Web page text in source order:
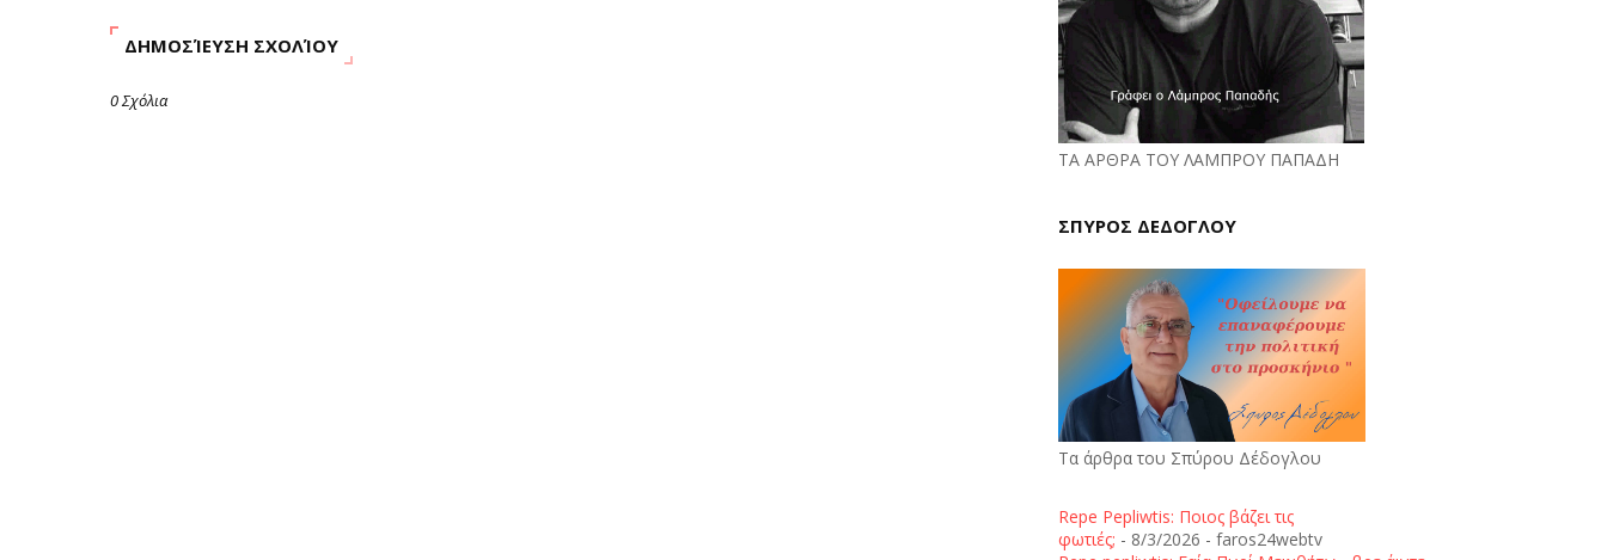
ΔΗΜΟΣΊΕΥΣΗ ΣΧΟΛΊΟΥ
0 Σχόλια
ΤΑ ΑΡΘΡΑ ΤΟΥ ΛΑΜΠΡΟΥ ΠΑΠΑΔΗ
ΣΠΥΡΟΣ ΔΕΔΟΓΛΟΥ
Τα άρθρα του Σπύρου Δέδογλου
Repe Pepliwtis: Ποιος βάζει τις
φωτιές; - 8/3/2026 - faros24webtv